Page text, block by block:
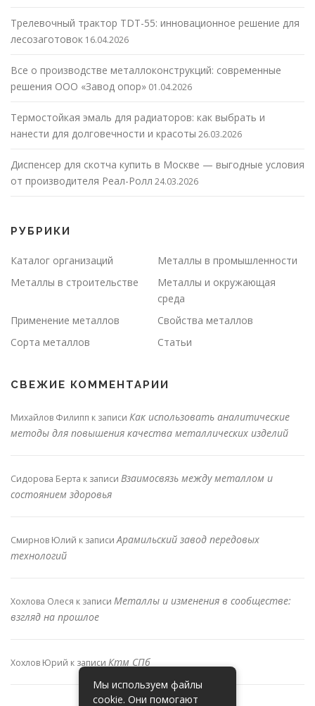
Трелевочный трактор TDT-55: инновационное решение для
лесозаготовок 16.04.2026
Все о производстве металлоконструкций: современные
решения ООО «Завод опор» 01.04.2026
Термостойкая эмаль для радиаторов: как выбрать и
нанести для долговечности и красоты 26.03.2026
Диспенсер для скотча купить в Москве — выгодные условия
от производителя Реал-Ролл 24.03.2026
РУБРИКИ
Каталог организаций
Металлы в промышленности
Металлы в строительстве
Металлы и окружающая
среда
Применение металлов
Свойства металлов
Сорта металлов
Статьи
СВЕЖИЕ КОММЕНТАРИИ
Михайлов Филипп к записи Как использовать аналитические
методы для повышения качества металлических изделий
Сидорова Берта к записи Взаимосвязь между металлом и
состоянием здоровья
Смирнов Юлий к записиАрамильский завод передовых
технологий
Хохлова Олеся к записи Металлы и изменения в сообществе:
взгляд на прошлое
Хохлов Юрий к записи Ктм СПб
Мы используем файлы
cookie. Они помогают